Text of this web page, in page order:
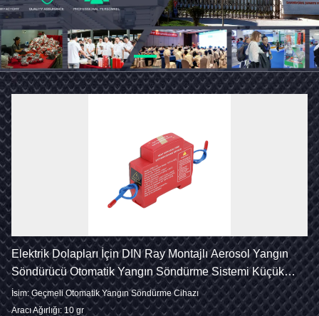
Elektrik Dolapları İçin DIN Ray Montajlı Aerosol Yangın
Söndürücü Otomatik Yangın Söndürme Sistemi Küçük
Aerosol Jeneratörü 10g 20g 30g Toptan Satış
İsim: Geçmeli Otomatik Yangın Söndürme Cihazı
Aracı Ağırlığı: 10 gr